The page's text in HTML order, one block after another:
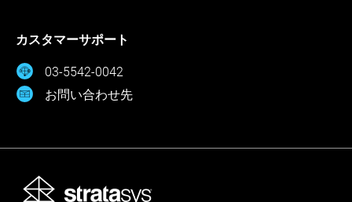
カスタマーサポート
03-5542-0042
お問い合わせ先